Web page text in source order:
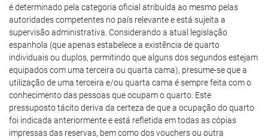
é determinado pela categoria oficial atribuída ao mesmo pelas
autoridades competentes no país relevante e está sujeita a
supervisão administrativa. Considerando a atual legislação
espanhola (que apenas estabelece a existência de quarto
individuais ou duplos, permitindo que alguns dos segundos estejam
equipados com uma terceira ou quarta cama), presume-se que a
utilização de uma terceira e/ou quarta cama é sempre feita com o
conhecimento das pessoas que ocupam o quarto. Este
pressuposto tácito deriva da certeza de que a ocupação do quarto
foi indicada anteriormente e está refletida em todas as cópias
impressas das reservas, bem como dos vouchers ou outra